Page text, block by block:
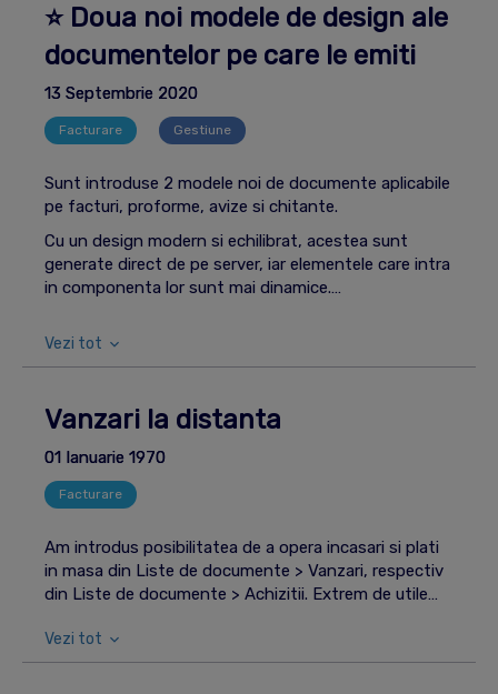
⭐ Doua noi modele de design ale
documentelor pe care le emiti
13 Septembrie 2020
Facturare Gestiune
Sunt introduse 2 modele noi de documente aplicabile
pe facturi, proforme, avize si chitante.
Cu un design modern si echilibrat, acestea sunt
generate direct de pe server, iar elementele care intra
in componenta lor sunt mai dinamice.
Vezi tot
Vanzari la distanta
01 Ianuarie 1970
Facturare
Am introdus posibilitatea de a opera incasari si plati
in masa din Liste de documente > Vanzari, respectiv
din Liste de documente > Achizitii. Extrem de utile
tranzactii si nu au fost operate in aplicatia clientului;
• multe facturi au fost emise cu bonuri fiscale si
Vezi tot